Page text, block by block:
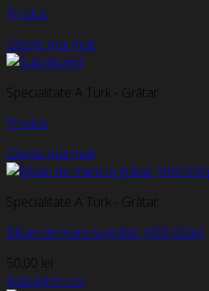
Produs
Citește mai mult
Specialitate A Turk - Grătar
Produs
Citește mai mult
Specialitate A Turk - Grătar
Biban de mare la grătar (450-550g)
50,00 lei
Adaugă în coș